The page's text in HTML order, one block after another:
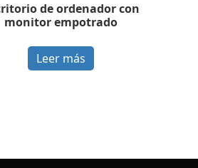
de ordenador con
monitor empotrado
Leer más